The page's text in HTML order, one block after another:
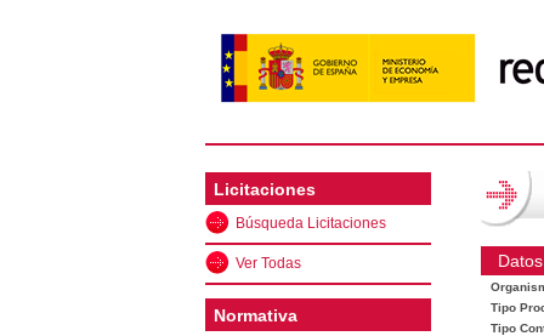
Licitaciones
Búsqueda Licitaciones
Ver Todas
Normativa
Tipo
Tipo